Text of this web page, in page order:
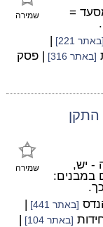
שמירה
(מסעד =
[באתר 221]
|
[באתר 316]
| פסק
שמירה
- יש,
"בעומסים במבנים:
[באתר 441]
|
[באתר 104]
|